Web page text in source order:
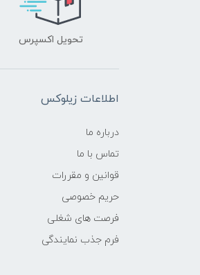
تحویل اکسپرس
اطلاعات زیلوکس
درباره ما
تماس با ما
قوانین و مقررات
حریم خصوصی
فرصت های شغلی
فرم جذب نمایندگی